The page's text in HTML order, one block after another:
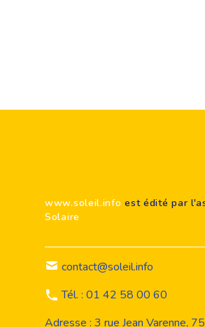
www.soleil.info est édité par
Solaire
contact@soleil.info
Tél. : 01 42 58 00 60
Adresse : 3 rue Jean Varenne,